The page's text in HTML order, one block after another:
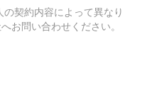
契約内容によって異なり
お問い合わせください。